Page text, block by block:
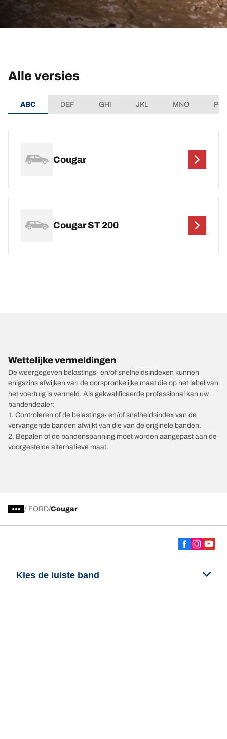
Alle versies
ABC DEF GHI JKL MNO
Cougar
Cougar ST 200
Wettelijke vermeldingen
De weergegeven belastings- en/of snelheidsindexen kunnen
enigszins afwijken van de oorspronkelijke maat die op het label van
het voertuig is vermeld. Als gekwalificeerde professional kan uw
bandendealer:
1. Controleren of de belastings- en/of snelheidsindex van de
vervangende banden afwijkt van die van de originele banden.
2. Bepalen of de bandenspanning moet worden aangepast aan de
voorgestelde alternatieve maat.
/ FORD Cougar
Kies de juiste band